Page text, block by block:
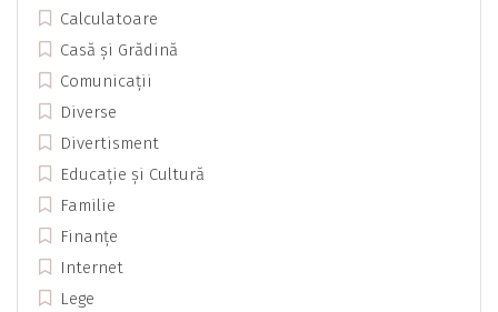
Calculatoare
Casă și Grădină
Comunicații
Diverse
Divertisment
Educație și Cultură
Familie
Finanțe
Internet
Lege